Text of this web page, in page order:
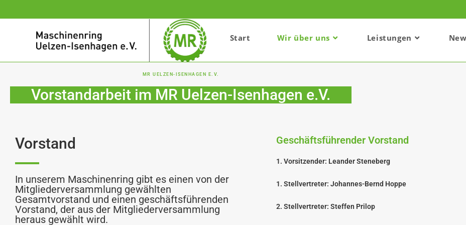
Start Wir über uns Leistungen
MR UELZEN-ISENHAGEN E.V.
Vorstandarbeit im MR Uelzen-Isenhagen e.V.
Vorstand
In unserem Maschinenring gibt es einen von der
Mitgliederversammlung gewählten
Gesamtvorstand und einen geschäftsführenden
Vorstand, der aus der Mitgliederversammlung
heraus gewählt wird.
Geschäftsführender Vorstand
1. Vorsitzender: Leander Steneberg
1. Stellvertreter: Johannes-Bernd Hoppe
2. Stellvertreter: Steffen Prilop